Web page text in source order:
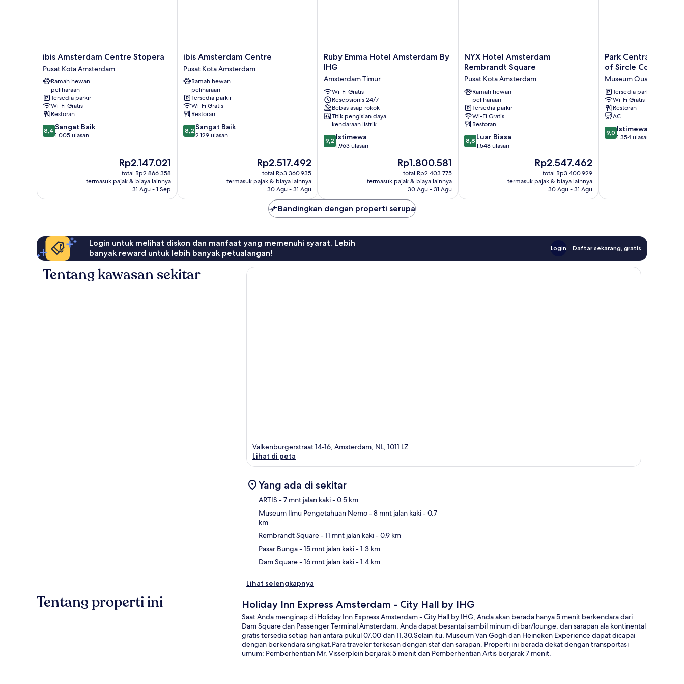
ibis
Amsterdam
Centre
Stopera
Pusat
Kota
Amsterdam
ibis Amsterdam Centre Stopera
Pusat Kota Amsterdam
Ramah hewan
peliharaan
Tersedia parkir
Wi-Fi Gratis
Restoran
8.4
dari
8,4 Sangat Baik
1.005 ulasan
Harga
sekarang
Rp2.147.021
Rp2.147.021
total Rp2.866.358
termasuk pajak & biaya lainnya
31 Agu - 1 Sep
ibis
Amsterdam
Centre
Pusat
Kota
Amsterdam
ibis Amsterdam Centre
Pusat Kota Amsterdam
Ramah hewan
peliharaan
Tersedia parkir
Wi-Fi Gratis
Restoran
8.2
dari
8,2 Sangat Baik
2.129 ulasan
Harga
sekarang
Rp2.517.492
Rp2.517.492
total Rp3.360.935
termasuk pajak & biaya lainnya
30 Agu - 31 Agu
Ruby
Emma
Amsterdam
By
IHG
Amsterdam
Timur
Ruby Emma Hotel Amsterdam By
IHG
Amsterdam Timur
Wi-Fi Gratis
Resepsionis 24/7
Bebas asap rokok
Titik pengisian daya
kendaraan listrik
9.2
dari
9,2 Istimewa
1.963 ulasan
Harga
sekarang
Rp1.800.581
Rp1.800.581
total Rp2.403.775
termasuk pajak & biaya lainnya
30 Agu - 31 Agu
NYX
Hotel
Rembrandt
Square
Pusat
Kota
Amsterdam
NYX Hotel Amsterdam
Rembrandt Square
Pusat Kota Amsterdam
Ramah hewan
peliharaan
Tersedia parkir
Wi-Fi Gratis
Restoran
8.8
dari
8,8 Luar Biasa
1.548 ulasan
Harga
sekarang
Rp2.547.462
Rp2.547.462
total Rp3.400.929
termasuk pajak & biaya lainnya
30 Agu - 31 Agu
Park
Centraal
part
of
Sircle
Collection
Museum
Quarter
Park Centraal
of Sircle Collection
Museum Quarter
Tersedia parkir
Wi-Fi Gratis
Restoran
AC
9.0
dari
9,0 Istimewa
1.354 ulasan
Bandingkan dengan properti serupa
Login untuk melihat diskon dan manfaat yang memenuhi syarat. Lebih
banyak reward untuk lebih banyak petualangan!
Login Daftar sekarang, gratis
Tentang kawasan sekitar
Valkenburgerstraat 14-16, Amsterdam, NL, 1011 LZ
Lihat di peta
Yang ada di sekitar
ARTIS - 7 mnt jalan kaki- 0.5 km
Museum Ilmu Pengetahuan Nemo- 8 mnt jalan kaki- 0.7
km
Rembrandt Square- 11 mnt jalan kaki- 0.9 km
Pasar Bunga- 15 mnt jalan kaki- 1.3 km
Dam Square- 16 mnt jalan kaki- 1.4 km
Lihat selengkapnya
Tentang properti ini Holiday Inn Express Amsterdam - City Hall by IHG
Saat Anda menginap di Holiday Inn Express Amsterdam - City Hall by IHG, Anda akan berada hanya 5 menit berkendara dari
Dam Square dan Passenger Terminal Amsterdam. Anda dapat besantai sambil minum di bar/lounge, dan sarapan ala kontinental
gratis tersedia setiap hari antara pukul 07.00 dan 11.30.Selain itu, Museum Van Gogh dan Heineken Experience dapat dicapai
dengan berkendara singkat.Para traveler terkesan dengan staf dan sarapan. Properti ini berada dekat dengan transportasi
umum: Pemberhentian Mr. Visserplein berjarak 5 menit dan Pemberhentian Artis berjarak 7 menit.